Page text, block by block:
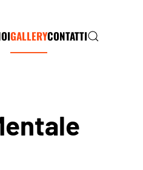
GALLERYCONTATTI